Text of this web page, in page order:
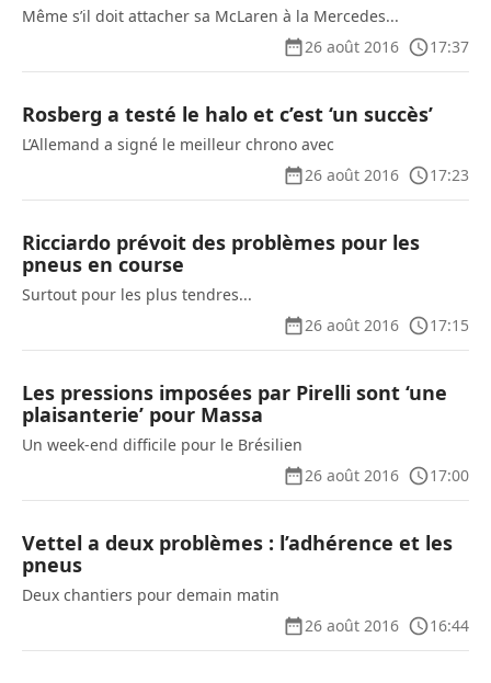
Même s’il doit attacher sa McLaren à la Mercedes...
26 août 2016
17:37
Rosberg a testé le halo et c’est ‘un succès’
L’Allemand a signé le meilleur chrono avec
26 août 2016
17:23
Ricciardo prévoit des problèmes pour les
pneus en course
Surtout pour les plus tendres...
26 août 2016
17:15
Les pressions imposées par Pirelli sont ‘une
plaisanterie’ pour Massa
Un week-end difficile pour le Brésilien
26 août 2016
17:00
Vettel a deux problèmes : l’adhérence et les
pneus
Deux chantiers pour demain matin
26 août 2016
16:44